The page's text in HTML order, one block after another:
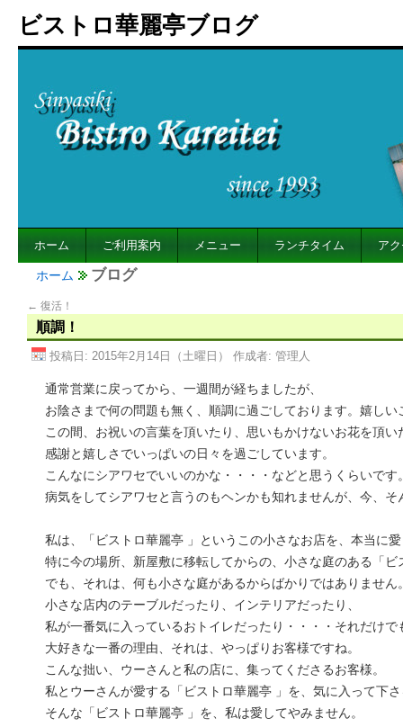
ビストロ華麗亭ブログ
ホーム ご利用案内 メニュー ランチタイム ア
ホーム ブログ
← 復活！
順調！
投稿日: 2015年2月14日（土曜日） 作成者: 管理人
通常営業に戻ってから、一週間が経ちましたが、
お陰さまで何の問題も無く、順調に過ごしております。嬉しい
この間、お祝いの言葉を頂いたり、思いもかけないお花を頂い
感謝と嬉しさでいっぱいの日々を過ごしています。
こんなにシアワセでいいのかな・・・・などと思うくらいです
病気をしてシアワセと言うのもヘンかも知れませんが、今、そ
私は、「ビストロ華麗亭 」というこの小さなお店を、本当に
特に今の場所、新屋敷に移転してからの、小さな庭のある「
でも、それは、何も小さな庭があるからばかりではありません
小さな店内のテーブルだったり、インテリアだったり、
私が一番気に入っているおトイレだったり・・・・それだけで
大好きな一番の理由、それは、やっぱりお客様ですね。
こんな拙い、ウーさんと私の店に、集ってくださるお客様。
私とウーさんが愛する「ビストロ華麗亭 」を、気に入って下
そんな「ビストロ華麗亭 」を、私は愛してやみません。